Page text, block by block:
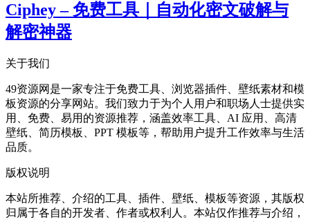
Ciphey – 免费工具｜自动化密文破解与
解密神器
关于我们
49资源网是一家专注于免费工具、浏览器插件、壁纸素材和模
板资源的分享网站。我们致力于为个人用户和职场人士提供实
用、免费、易用的资源推荐，涵盖效率工具、AI 应用、高清
壁纸、简历模板、PPT 模板等，帮助用户提升工作效率与生活
品质。
版权说明
本站所推荐、介绍的工具、插件、壁纸、模板等资源，其版权
归属于各自的开发者、作者或权利人。本站仅作推荐与介绍，